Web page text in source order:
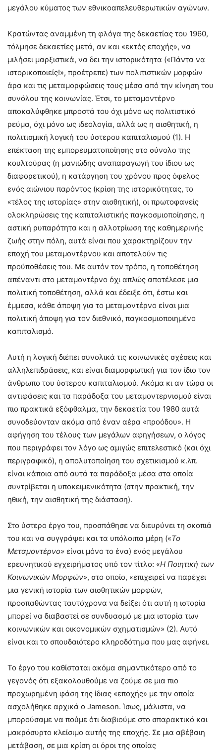
μεγάλου κύματος των εθνικοαπελευθερωτικών αγώνων.
Κρατώντας αναμμένη τη φλόγα της δεκαετίας του 1960,
τόλμησε δεκαετίες μετά, αν και «εκτός εποχής», να
μιλήσει μαρξιστικά, να δει την ιστορικότητα («Πάντα να
ιστορικοποιείς!», προέτρεπε) των πολιτιστικών μορφών
άρα και τις μεταμορφώσεις τους μέσα από την κίνηση του
συνόλου της κοινωνίας. Έτσι, το μεταμοντέρνο
αποκαλύφθηκε μπροστά του όχι μόνο ως πολιτιστικό
ρεύμα, όχι μόνο ως ιδεολογία, αλλά ως η αισθητική, η
πολιτισμική λογική του ύστερου καπιταλισμού (1). Η
επέκταση της εμπορευματοποίησης στο σύνολο της
κουλτούρας (η μανιώδης αναπαραγωγή του ίδιου ως
διαφορετικού), η κατάργηση του χρόνου προς όφελος
ενός αιώνιου παρόντος (κρίση της ιστορικότητας, το
«τέλος της ιστορίας» στην αισθητική), οι πρωτοφανείς
ολοκληρώσεις της καπιταλιστικής παγκοσμιοποίησης, η
αστική ρυπαρότητα και η αλλοτρίωση της καθημερινής
ζωής στην πόλη, αυτά είναι που χαρακτηρίζουν την
εποχή του μεταμοντέρνου και αποτελούν τις
προϋποθέσεις του. Με αυτόν τον τρόπο, η τοποθέτηση
απέναντι στο μεταμοντέρνο όχι απλώς αποτέλεσε μια
πολιτική τοποθέτηση, αλλά και έδειξε ότι, έστω και
έμμεσα, κάθε άποψη για το μεταμοντέρνο είναι μια
πολιτική άποψη για τον διεθνικό, παγκοσμιοποιημένο
καπιταλισμό.
Αυτή η λογική διέπει συνολικά τις κοινωνικές σχέσεις και
αλληλεπιδράσεις, και είναι διαμορφωτική για τον ίδιο τον
άνθρωπο του ύστερου καπιταλισμού. Ακόμα κι αν τώρα οι
αντιφάσεις και τα παράδοξα του μεταμοντερνισμού είναι
πιο πρακτικά εξόφθαλμα, την δεκαετία του 1980 αυτά
συνοδεύονταν ακόμα από έναν αέρα «προόδου». Η
αφήγηση του τέλους των μεγάλων αφηγήσεων, ο λόγος
που περιγράφει τον λόγο ως αμιγώς επιτελεστικό (και όχι
περιγραφικό), η απολυτοποίηση του σχετικισμού κ.λπ.
είναι κάποια από αυτά τα παράδοξα μέσα στα οποία
συντρίβεται η υποκειμενικότητα (στην πρακτική, την
ηθική, την αισθητική της διάσταση).
Στο ύστερο έργο του, προσπάθησε να διευρύνει τη σκοπιά
του και να συγγράψει και τα υπόλοιπα μέρη («Το
Μεταμοντέρνο» είναι μόνο το ένα) ενός μεγάλου
ερευνητικού εγχειρήματος υπό τον τίτλο: «Η Ποιητική των
Κοινωνικών Μορφών», στο οποίο, «επιχειρεί να παρέχει
μια γενική ιστορία των αισθητικών μορφών,
προσπαθώντας ταυτόχρονα να δείξει ότι αυτή η ιστορία
μπορεί να διαβαστεί σε συνδυασμό με μια ιστορία των
κοινωνικών και οικονομικών σχηματισμών» (2). Αυτό
είναι και το σπουδαιότερο κληροδότημα που μας αφήνει.
Το έργο του καθίσταται ακόμα σημαντικότερο από το
γεγονός ότι εξακολουθούμε να ζούμε σε μια πιο
προχωρημένη φάση της ίδιας «εποχής» με την οποία
ασχολήθηκε αρχικά ο Jameson. Ίσως, μάλιστα, να
μπορούσαμε να πούμε ότι διαβιούμε στο σπαρακτικό και
μακρόσυρτο κλείσιμο αυτής της εποχής. Σε μια αβέβαιη
μετάβαση, σε μια κρίση οι όροι της οποίας